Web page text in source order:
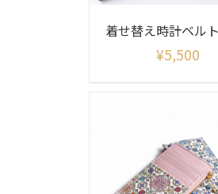
¥5,500